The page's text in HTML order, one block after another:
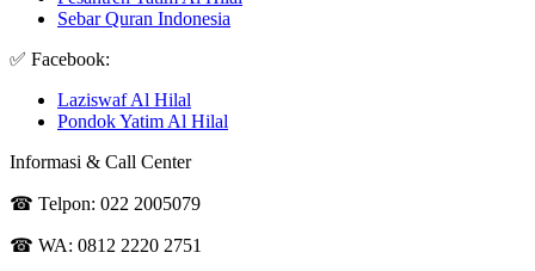
Sebar Quran Indonesia
✅ Facebook:
Laziswaf Al Hilal
Pondok Yatim Al Hilal
Informasi & Call Center
☎ Telpon: 022 2005079
☎ WA: 0812 2220 2751